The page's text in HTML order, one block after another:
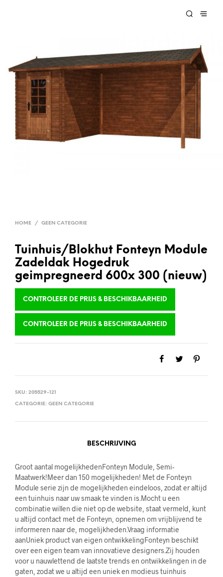
HOME / GEEN CATEGORIE
Tuinhuis/Blokhut Fonteyn Module
Zadeldak Hogedruk
geimpregneerd 600x 300 (nieuw)
CONTROLEER DE PRIJS & BESCHIKBAARHEID
CONTROLEER DE PRIJS & BESCHIKBAARHEID
SKU: 205529-121
CATEGORIE: GEEN CATEGORIE
BESCHRIJVING
Groot aantal mogelijkhedenFonteyn Module, Semi-
Maatwerk!Meer dan 150 mogelijkheden! Met de Fonteyn
Module serie zijn de mogelijkheden eindeloos, zodat er altijd
een tuinhuis naar uw smaak te vinden is.Mocht u een
combinatie willen die niet op de website, staat vermeld, kunt
u altijd contact met de Fonteyn, opnemen om vrijblijvend te
informeren naar de, mogelijkheden.Vraag informatie
aanUniek product van eigen ontwikkelingFonteyn beschikt
over een eigen team van innovatieve designers.Zij houden
voor u nauwlettend de laatste trends en ontwikkelingen in de
gaten, zodat we u altijd een uniek en modieus tuinhuis